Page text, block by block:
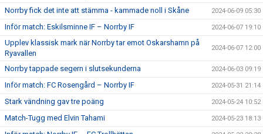
Norrby fick det inte att stämma - kammade noll i Skåne 2024-06-09 05:30
Inför match: Eskilsminne IF – Norrby IF 2024-06-07 19:10
Upplev klassisk mark när Norrby tar emot Oskarshamn på
Ryavallen
2024-06-07 12:00
Norrby tappade segern i slutsekunderna 2024-06-03 09:19
Inför match: FC Rosengård – Norrby IF 2024-05-31 21:14
Stark vändning gav tre poäng 2024-05-24 10:52
Match-Tugg med Elvin Tahami 2024-05-23 18:13